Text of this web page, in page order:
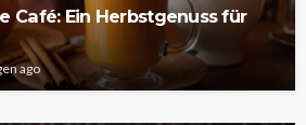
Café: Ein Herbstgenuss für
ago